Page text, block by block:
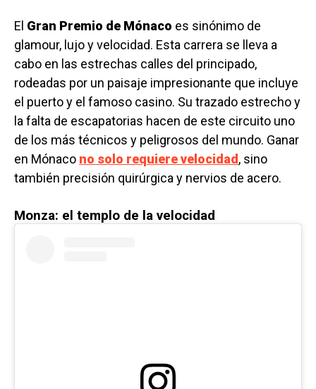
El Gran Premio de Mónaco es sinónimo de
glamour, lujo y velocidad. Esta carrera se lleva a
cabo en las estrechas calles del principado,
rodeadas por un paisaje impresionante que incluye
el puerto y el famoso casino. Su trazado estrecho y
la falta de escapatorias hacen de este circuito uno
de los más técnicos y peligrosos del mundo. Ganar
en Mónaco no solo requiere velocidad , sino
también precisión quirúrgica y nervios de acero.
Monza: el templo de la velocidad